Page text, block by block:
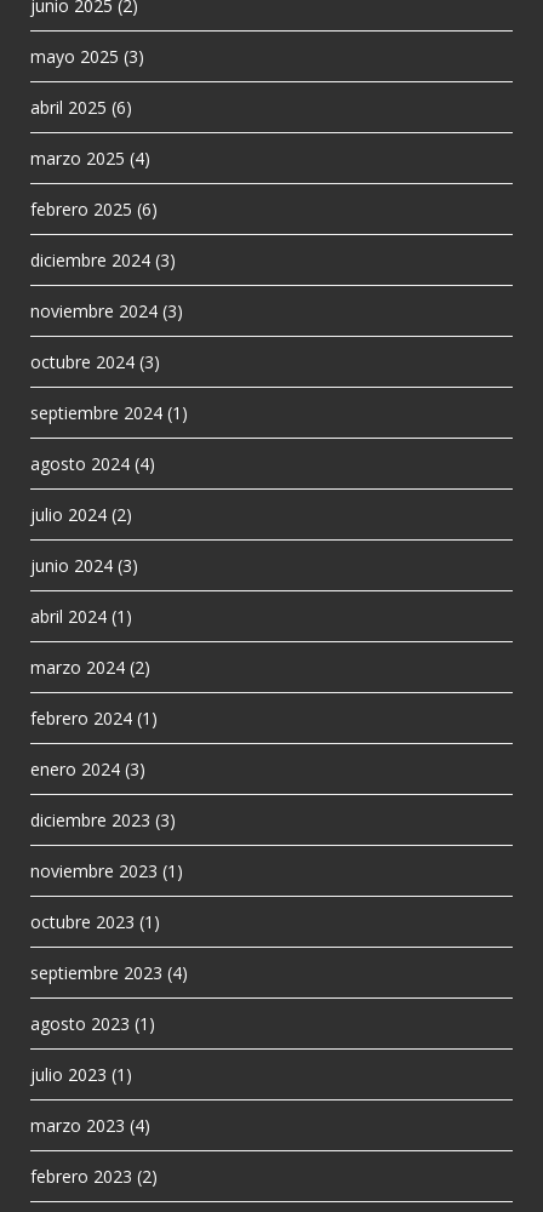
junio 2025 (2)
mayo 2025 (3)
abril 2025 (6)
marzo 2025 (4)
febrero 2025 (6)
diciembre 2024 (3)
noviembre 2024 (3)
octubre 2024 (3)
septiembre 2024 (1)
agosto 2024 (4)
julio 2024 (2)
junio 2024 (3)
abril 2024 (1)
marzo 2024 (2)
febrero 2024 (1)
enero 2024 (3)
diciembre 2023 (3)
noviembre 2023 (1)
octubre 2023 (1)
septiembre 2023 (4)
agosto 2023 (1)
julio 2023 (1)
marzo 2023 (4)
febrero 2023 (2)